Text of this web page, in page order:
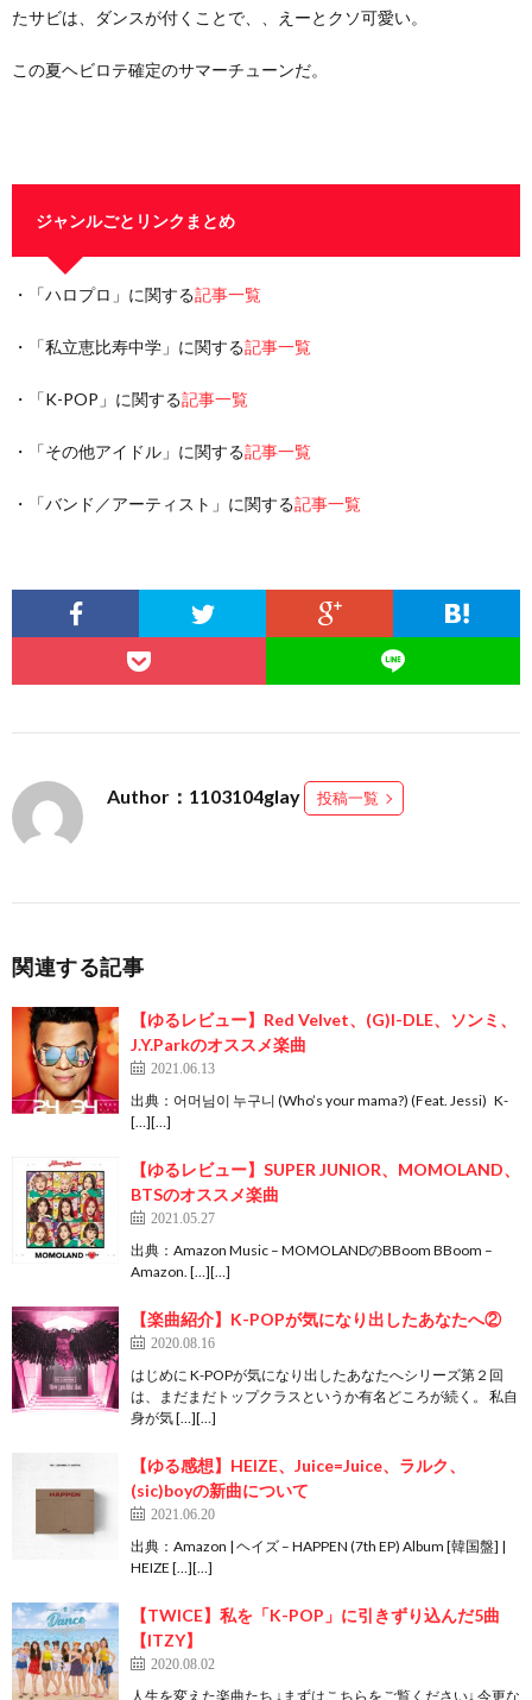
たサビは、ダンスが付くことで、、えーとクソ可愛い。
この夏ヘビロテ確定のサマーチューンだ。
ジャンルごとリンクまとめ
・「ハロプロ」に関する記事一覧
・「私立恵比寿中学」に関する記事一覧
・「K-POP」に関する記事一覧
・「その他アイドル」に関する記事一覧
・「バンド／アーティスト」に関する記事一覧
Author：1103104glay 投稿一覧
関連する記事
【ゆるレビュー】Red Velvet、(G)I-DLE、ソンミ、
J.Y.Parkのオススメ楽曲
2021.06.13
出典：어머님이 누구니 (Who’s your mama?) (Feat. Jessi) K-
[…][…]
【ゆるレビュー】SUPER JUNIOR、MOMOLAND、
BTSのオススメ楽曲
2021.05.27
出典：Amazon Music – MOMOLANDのBBoom BBoom –
Amazon. […][…]
【楽曲紹介】K-POPが気になり出したあなたへ②
2020.08.16
はじめに K-POPが気になり出したあなたへシリーズ第２回
は、まだまだトップクラスというか有名どころが続く。 私自
身が気 […][…]
【ゆる感想】HEIZE、Juice=Juice、ラルク、
(sic)boyの新曲について
2021.06.20
出典：Amazon | ヘイズ – HAPPEN (7th EP) Album [韓国盤] |
HEIZE […][…]
【TWICE】私を「K-POP」に引きずり込んだ5曲
【ITZY】
2020.08.02
人生を変えた楽曲たち ↓まずはこちらをご覧ください↓ 今更な